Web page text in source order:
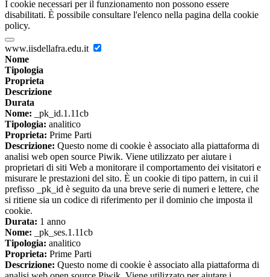
I cookie necessari per il funzionamento non possono essere
disabilitati. È possibile consultare l'elenco nella pagina della cookie
policy.
www.iisdellafra.edu.it
Nome
Tipologia
Proprieta
Descrizione
Durata
Nome: _pk_id.1.11cb
Tipologia: analitico
Proprieta: Prime Parti
Descrizione: Questo nome di cookie è associato alla piattaforma di
analisi web open source Piwik. Viene utilizzato per aiutare i
proprietari di siti Web a monitorare il comportamento dei visitatori e
misurare le prestazioni del sito. È un cookie di tipo pattern, in cui il
prefisso _pk_id è seguito da una breve serie di numeri e lettere, che
si ritiene sia un codice di riferimento per il dominio che imposta il
cookie.
Durata: 1 anno
Nome: _pk_ses.1.11cb
Tipologia: analitico
Proprieta: Prime Parti
Descrizione: Questo nome di cookie è associato alla piattaforma di